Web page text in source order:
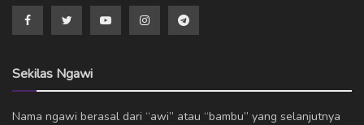
Sekilas Ngawi
Nama ngawi berasal dari “awi” atau “bambu” yang selanjutnya